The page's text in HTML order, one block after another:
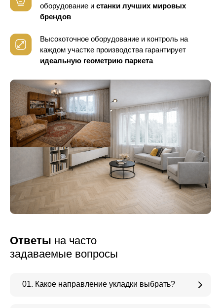
оборудование и станки лучших мировых
брендов
Высокоточное оборудование и контроль на
каждом участке производства гарантирует
идеальную геометрию паркета
Ответы на часто
задаваемые вопросы
01. Какое направление укладки выбрать?